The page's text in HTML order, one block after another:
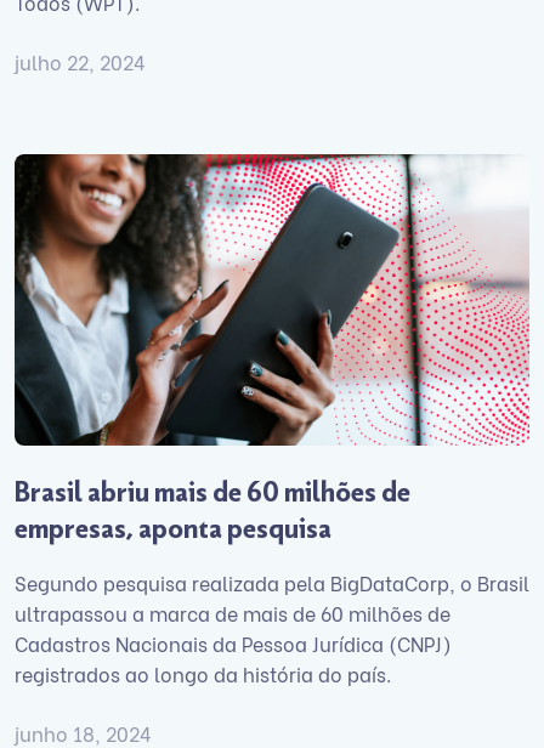
julho 22, 2024
Brasil abriu mais de 60 milhões de
empresas, aponta pesquisa
Segundo pesquisa realizada pela BigDataCorp, o Brasil
ultrapassou a marca de mais de 60 milhões de
Cadastros Nacionais da Pessoa Jurídica (CNPJ)
registrados ao longo da história do país.
junho 18, 2024